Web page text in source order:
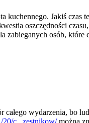
kuchennego. Jakiś
oszczędności
zabieganych osób,
wydarzenia, bo
20/c...zestnikow/można